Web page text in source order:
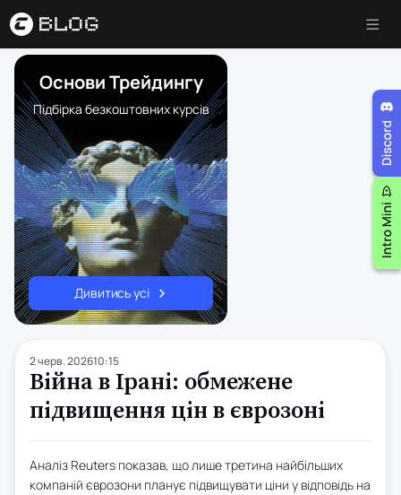
Основи Трейдингу
Підбірка безкоштовних курсів
Дивитись усі
2 черв. 202610:15
Війна в Ірані: обмежене
підвищення цін в єврозоні
Аналіз Reuters показав, що лише третина найбільших
компаній єврозони планує підвищувати ціни у відповідь на